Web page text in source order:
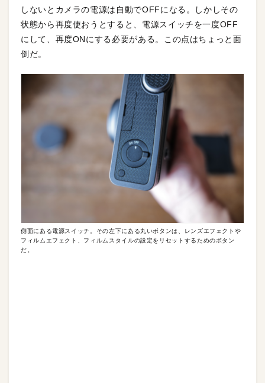
しないとカメラの電源は自動でOFFになる。しかしその
状態から再度使おうとすると、電源スイッチを一度OFF
にして、再度ONにする必要がある。この点はちょっと面
倒だ。
側面にある電源スイッチ。その左下にある丸いボタンは、レンズエフェクトや
フィルムエフェクト、フィルムスタイルの設定をリセットするためのボタン
だ。